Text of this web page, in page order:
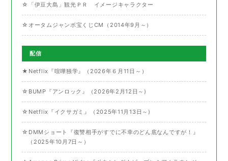
☆「伊豆大島」観光ＰＲ イメージキャラクター
☆オータムジャンボ宝くじCM（2014年9月～）
配信
★Netflix『喧嘩独学』（2026年６月11日～）
☆BUMP『アンロック』（2026年2月12日～)
☆Netflix『イクサガミ』（2025年11月13日～)
☆DMMショート『復讐相手がすでに不幸のどん底なんですが！』
（2025年10月7日～）